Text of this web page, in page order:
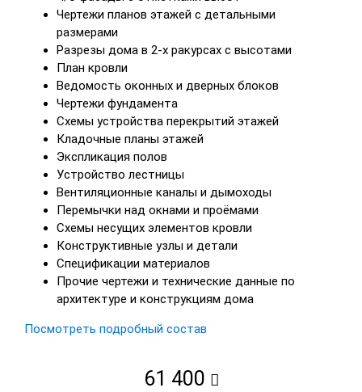
Чертежи планов этажей с детальными
размерами
Разрезы дома в 2-х ракурсах с высотами
План кровли
Ведомость оконных и дверных блоков
Чертежи фундамента
Схемы устройства перекрытий этажей
Кладочные планы этажей
Экспликация полов
Устройство лестницы
Вентиляционные каналы и дымоходы
Перемычки над окнами и проёмами
Схемы несущих элементов кровли
Конструктивные узлы и детали
Спецификации материалов
Прочие чертежи и технические данные по
архитектуре и конструкциям дома
Посмотреть подробный состав
61 400